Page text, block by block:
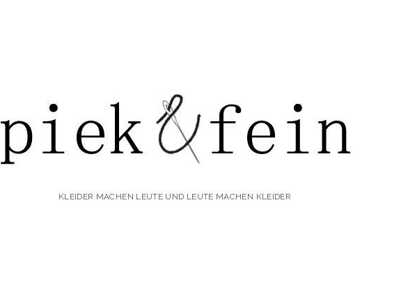
piek&fein
KLEIDER MACHEN LEUTE UND LEUTE MACHEN KLEIDER